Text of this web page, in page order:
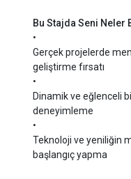
Bu Stajda Seni Neler
•
Gerçek projelerde
geliştirme fırsatı
•
Dinamik ve eğlenceli
deneyimleme
•
Teknoloji ve yeniliğin
başlangıç yapma